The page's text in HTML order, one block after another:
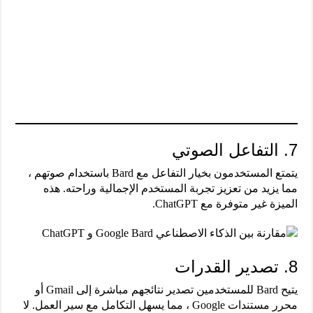
7. التفاعل الصوتي
يتمتع المستخدمون بخيار التفاعل مع Bard باستخدام صوتهم ،
مما يزيد من تعزيز تجربة المستخدم الإجمالية وراحته. هذه
الميزة غير متوفرة مع ChatGPT.
8. تصدير القدرات
يتيح Bard للمستخدمين تصدير نتائجهم مباشرة إلى Gmail أو
محرر مستندات Google ، مما يسهل التكامل مع سير العمل. لا